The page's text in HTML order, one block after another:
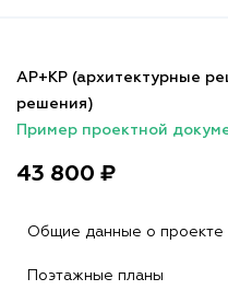
АР+КР (архитектурные
решения)
Пример проектной
43 800 ₽
Общие данные о проекте
Поэтажные планы